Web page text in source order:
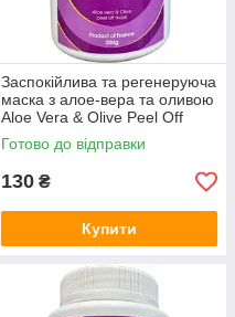
Заспокійлива та регенеруюча
маска з алое-вера та оливою
Aloe Vera & Olive Peel Off
Mask ALG & SPA, 25г
Готово до відправки
130 ₴
Купити